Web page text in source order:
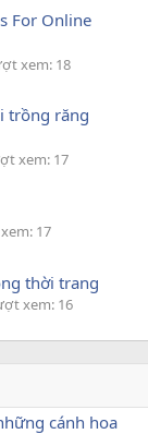
For Online
xem: 18
trồng răng
xem: 17
17
thời trang
xem: 16
cánh hoa